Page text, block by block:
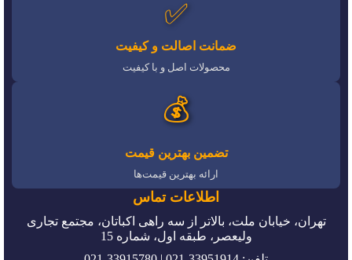
✅
ضمانت اصالت و کیفیت
محصولات اصل و با کیفیت
💰
تضمین بهترین قیمت
ارائه بهترین قیمت‌ها
اطلاعات تماس
تهران، خیابان ملت، بالاتر از سه راهی اکباتان، مجتمع تجاری
ولیعصر، طبقه اول، شماره 15